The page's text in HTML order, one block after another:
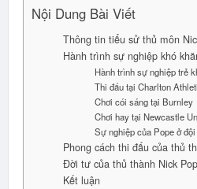
Nội Dung Bài Viết
Thông tin tiểu sử thủ môn
Hành trình sự nghiệp khó
Hành trình sự nghiệp trẻ
Thi đấu tại Charlton
Chơi cói sáng tại Burnley
Chơi hay tại Newcastle
Sự nghiệp của Pope ở
Phong cách thi đấu của thủ
Đời tư của thủ thành Nick
Kết luận